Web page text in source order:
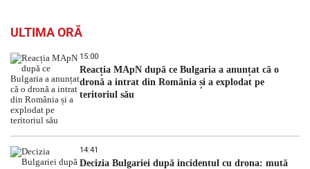
ULTIMA ORĂ
15:00
Reacția MApN după ce Bulgaria a anunțat că o
dronă a intrat din România și a explodat pe
teritoriul său
14:41
Decizia Bulgariei după incidentul cu drona: mută